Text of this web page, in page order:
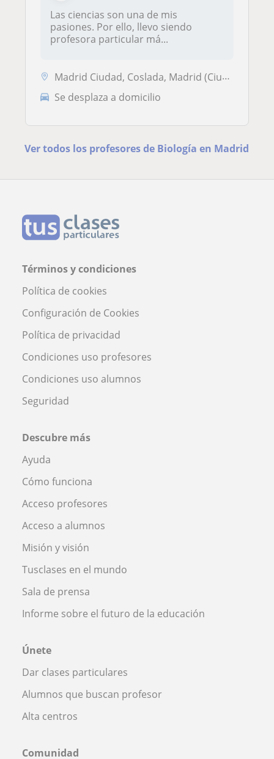
Las ciencias son una de mis
pasiones. Por ello, llevo siendo
profesora particular má...
Madrid Ciudad, Coslada, Madrid (Ciudad)
Se desplaza a domicilio
Ver todos los profesores de Biología en Madrid
Términos y condiciones
Política de cookies
Configuración de Cookies
Política de privacidad
Condiciones uso profesores
Condiciones uso alumnos
Seguridad
Descubre más
Ayuda
Cómo funciona
Acceso profesores
Acceso a alumnos
Misión y visión
Tusclases en el mundo
Sala de prensa
Informe sobre el futuro de la educación
Únete
Dar clases particulares
Alumnos que buscan profesor
Alta centros
Comunidad